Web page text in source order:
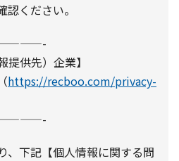
ください。
提供先）企業】
https://recboo.com/privacy-
、下記【個人情報に関する問